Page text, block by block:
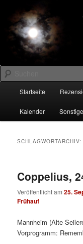
primären
Inhalt
springen
sekundären
Inhalt
springenDARK-
Suchen
Startseite
Kalender
Coppelius,
Veröffentlicht am25.
Frühauf
Mannheim (Alte
Vorprogramm: